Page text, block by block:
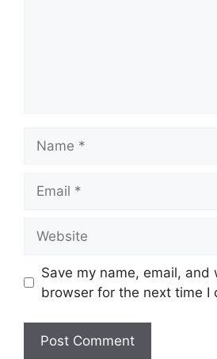
Save my name, email, and
browser for the next time I